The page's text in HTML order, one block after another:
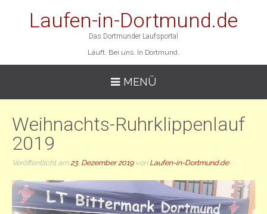
Laufen-in-Dortmund.de
Das Dortmunder Laufsportal
Läuft. Bei uns. In Dortmund.
MENÜ
Weihnachts-Ruhrklippenlauf
2019
Veröffentlicht am23. Dezember 2019von Laufen-in-Dortmund.de